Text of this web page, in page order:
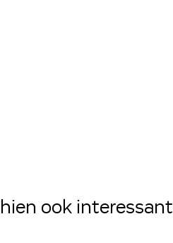
ook interessant